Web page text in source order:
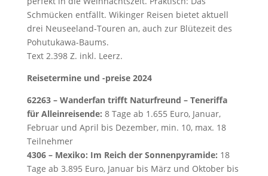
Schmücken entfällt. Wikinger Reisen bietet aktuell
drei Neuseeland-Touren an, auch zur Blütezeit des
Pohutukawa-Baums.
Text 2.398 Z. inkl. Leerz.
Reisetermine und -preise 2024
62263 – Wanderfan trifft Naturfreund – Teneriffa
für Alleinreisende: 8 Tage ab 1.655 Euro, Januar,
Februar und April bis Dezember, min. 10, max. 18
Teilnehmer
4306 – Mexiko: Im Reich der Sonnenpyramide: 18
Tage ab 3.895 Euro, Januar bis März und Oktober bis